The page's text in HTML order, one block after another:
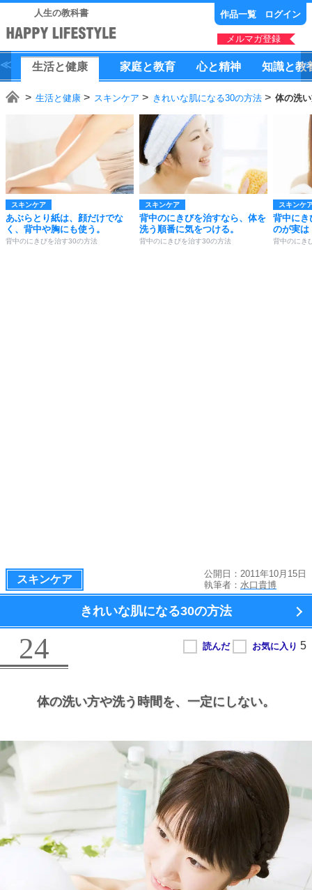
人生の教科書 作品一覧 ログイン
メルマガ登録
生活と健康 家庭と教育 心と精神 知識と教
生活と健康 スキンケア きれいな肌になる30の方法 体の洗
スキンケア
あぶらとり紙は、顔だけでな
く、背中や胸にも使う。
背中のにきびを治す30の方法
スキンケア
背中のにきびを治すなら、体を
洗う順番に気をつける。
背中のにきびを治す30の方法
スキンケ
背中にき
のが実は
背中のにき
スキンケア
公開日：2011年10月15日
執筆者： 水口貴博
きれいな肌になる30の方法
24
体の洗い方や洗う時間を、 一定にしない。